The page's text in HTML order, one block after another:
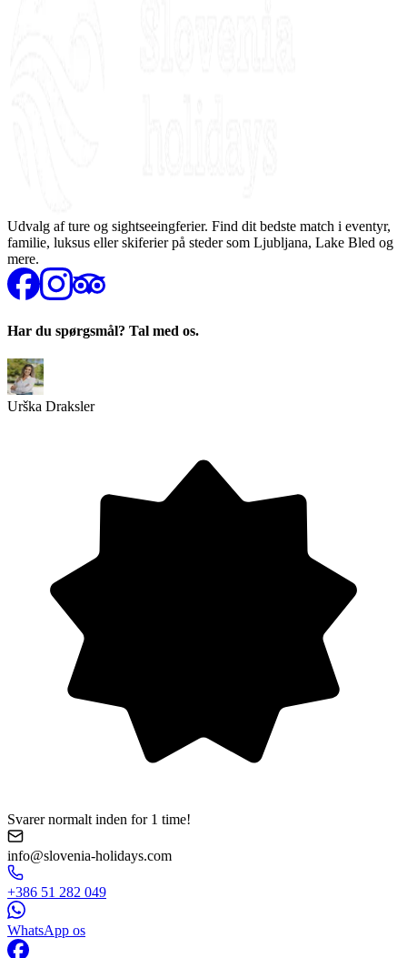
Udvalg af ture og sightseeingferier. Find dit bedste match i eventyr,
familie, luksus eller skiferier på steder som Ljubljana, Lake Bled og
mere.
Har du spørgsmål? Tal med os.
Urška Draksler
Svarer normalt inden for 1 time!
info@slovenia-holidays.com
+386 51 282 049
WhatsApp os